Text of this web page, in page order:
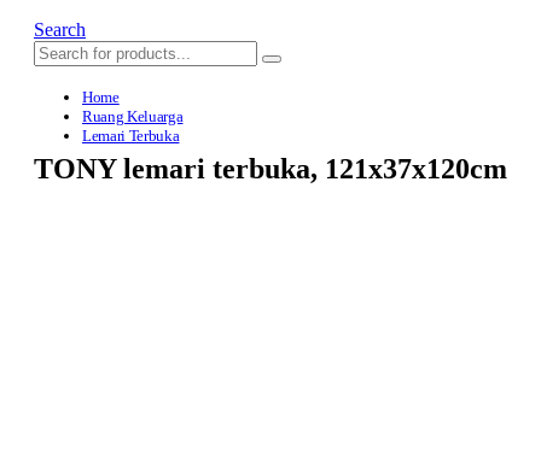
Search
Home
Ruang Keluarga
Lemari Terbuka
TONY lemari terbuka, 121x37x120cm